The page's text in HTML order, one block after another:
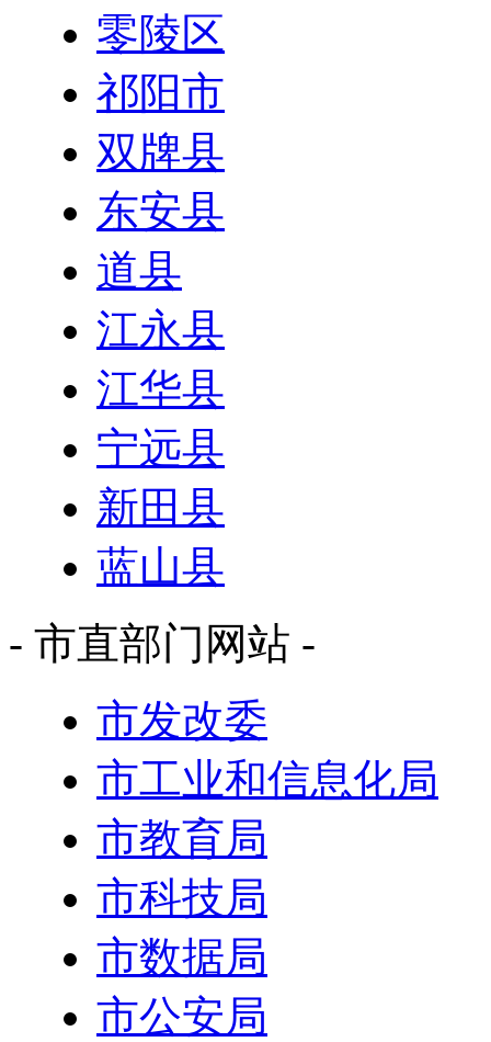
零陵区
祁阳市
双牌县
东安县
道县
江永县
江华县
宁远县
新田县
蓝山县
- 市直部门网站 -
市发改委
市工业和信息化局
市教育局
市科技局
市数据局
市公安局